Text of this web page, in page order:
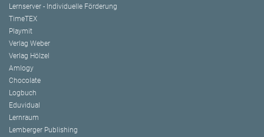
Lernserver - Individuelle Förderung
TimeTEX
Playmit
Verlag Weber
Verlag Hölzel
Amlogy
Chocolate
Logbuch
Eduvidual
Lernraum
Lemberger Publishing